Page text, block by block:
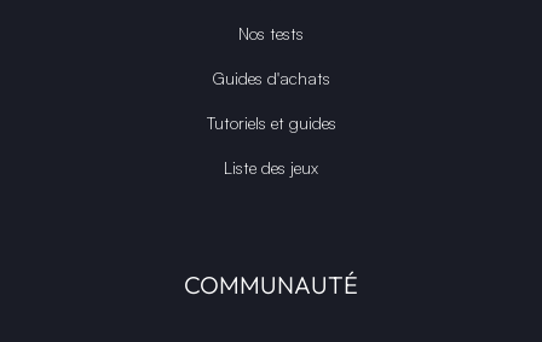
Nos tests
Guides d'achats
Tutoriels et guides
Liste des jeux
COMMUNAUTÉ